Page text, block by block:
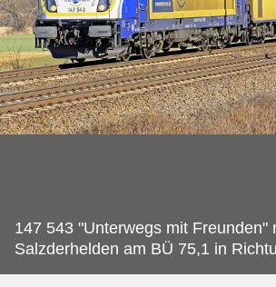
147 543 "Unterwegs mit Freunden"
Salzderhelden am BÜ 75,1 in